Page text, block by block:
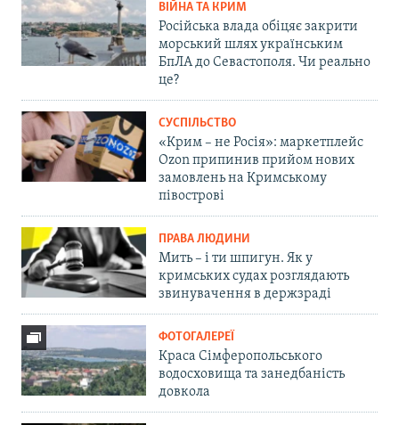
ВІЙНА ТА КРИМ
Російська влада обіцяє закрити
морський шлях українським
БпЛА до Севастополя. Чи реально
це?
СУСПІЛЬСТВО
«Крим – не Росія»: маркетплейс
Ozon припинив прийом нових
замовлень на Кримському
півострові
ПРАВА ЛЮДИНИ
Мить – і ти шпигун. Як у
кримських судах розглядають
звинувачення в держзраді
ФОТОГАЛЕРЕЇ
Краса Сімферопольського
водосховища та занедбаність
довкола